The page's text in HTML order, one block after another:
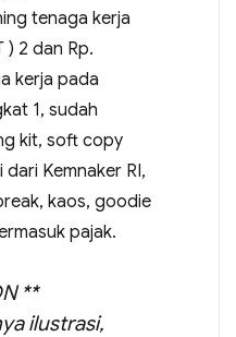
tenaga kerja
) 2 dan Rp.
kerja pada
1, sudah
kit, soft copy
Kemnaker RI,
kaos, goodie
pajak.
**
ilustrasi,